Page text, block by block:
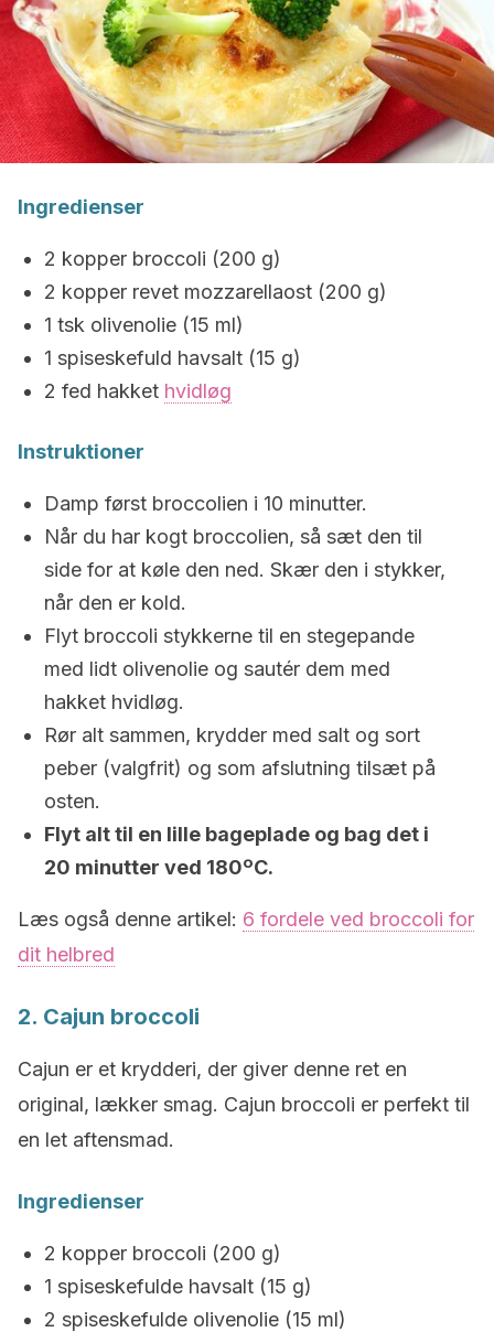
Ingredienser
2 kopper broccoli (200 g)
2 kopper revet mozzarellaost (200 g)
1 tsk olivenolie (15 ml)
1 spiseskefuld havsalt (15 g)
2 fed hakket hvidløg
Instruktioner
Damp først broccolien i 10 minutter.
Når du har kogt broccolien, så sæt den til
side for at køle den ned. Skær den i stykker,
når den er kold.
Flyt broccoli stykkerne til en stegepande
med lidt olivenolie og sautér dem med
hakket hvidløg.
Rør alt sammen, krydder med salt og sort
peber (valgfrit) og som afslutning tilsæt på
osten.
Flyt alt til en lille bageplade og bag det i
20 minutter ved 180ºC.
Læs også denne artikel: 6 fordele ved broccoli for
dit helbred
2. Cajun broccoli
Cajun er et krydderi, der giver denne ret en
original, lækker smag. Cajun broccoli er perfekt til
en let aftensmad.
Ingredienser
2 kopper broccoli (200 g)
1 spiseskefulde havsalt (15 g)
2 spiseskefulde olivenolie (15 ml)